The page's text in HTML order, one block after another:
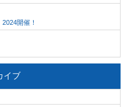
開催！
イブ